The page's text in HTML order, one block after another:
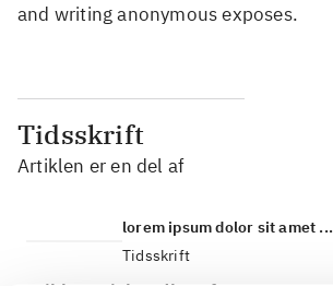
and writing anonymous exposes.
Tidsskrift
Artiklen er en del af
lorem ipsum dolor sit amet ...
Tidsskrift